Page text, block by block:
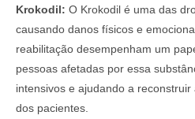
Krokodil: O Krokodil é uma das
causando danos físicos e
reabilitação desempenham um
pessoas afetadas por essa
intensivos e ajudando a
dos pacientes.